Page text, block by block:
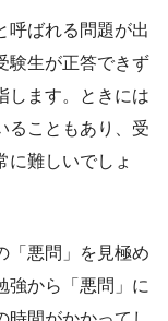
呼ばれる問題が出
験生が正答できず
します。ときには
ることもあり、受
に難しいでしょ
「悪問」を見極め
強から「悪問」に